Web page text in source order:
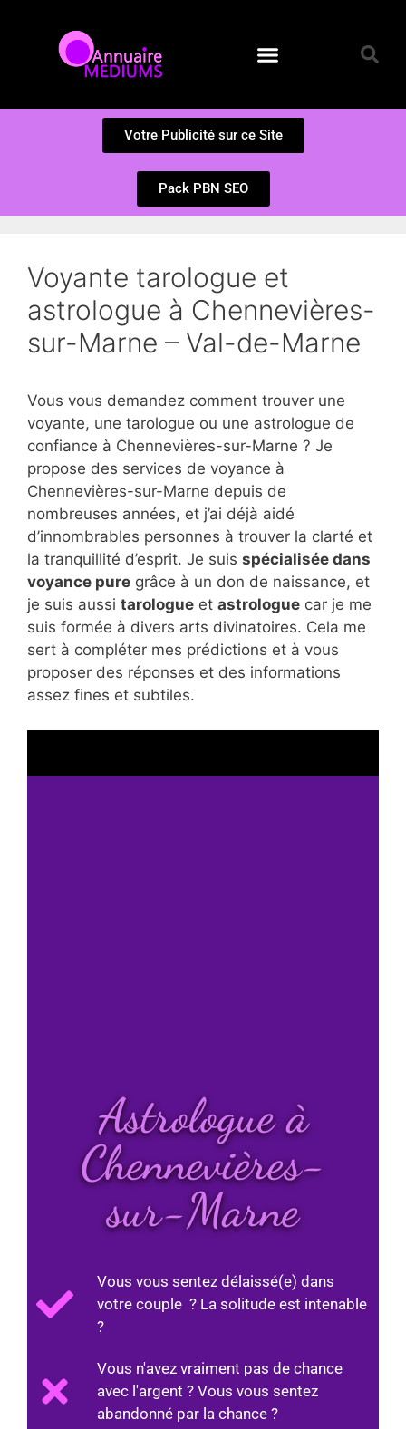
Votre Publicité sur ce Site
Pack PBN SEO
Voyante tarologue et
astrologue à Chennevières-
sur-Marne – Val-de-Marne
Vous vous demandez comment trouver une
voyante, une tarologue ou une astrologue de
confiance à Chennevières-sur-Marne ? Je
propose des services de voyance à
Chennevières-sur-Marne depuis de
nombreuses années, et j’ai déjà aidé
d’innombrables personnes à trouver la clarté et
la tranquillité d’esprit. Je suis spécialisée dans
voyance pure grâce à un don de naissance, et
je suis aussi tarologue et astrologue car je me
suis formée à divers arts divinatoires. Cela me
sert à compléter mes prédictions et à vous
proposer des réponses et des informations
assez fines et subtiles.
Astrologue à
Chennevières-
sur-Marne
Vous vous sentez délaissé(e) dans
votre couple ? La solitude est intenable
?
Vous n'avez vraiment pas de chance
avec l'argent ? Vous vous sentez
abandonné par la chance ?